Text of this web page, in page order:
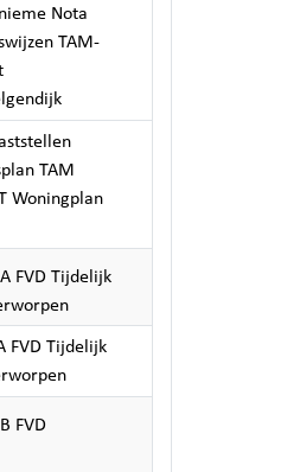
Nota
TAM-
TAM
Woningplan
FVD Tijdelijk
FVD Tijdelijk
FVD